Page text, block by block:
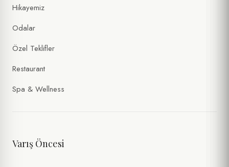
Kişisel verilerimin
Hikayemiz
Odalar
Özel Teklifler
Restaurant
Spa & Wellness
Varış Öncesi